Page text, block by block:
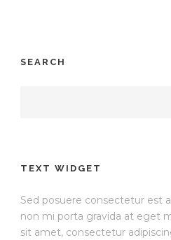
SEARCH
TEXT WIDGET
Sed posuere consectetur est
non mi porta gravida at eget
sit amet, consectetur